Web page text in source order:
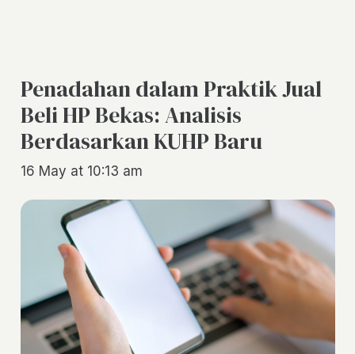
Penadahan dalam Praktik Jual
Beli HP Bekas: Analisis
Berdasarkan KUHP Baru
16 May at 10:13 am